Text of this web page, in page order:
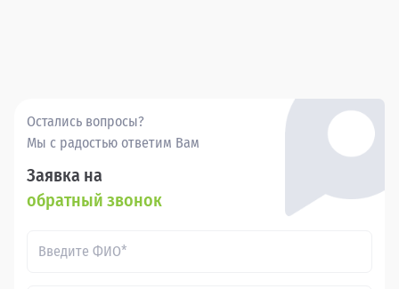
Остались вопросы?
Мы с радостью ответим Вам
Заявка на
обратный звонок